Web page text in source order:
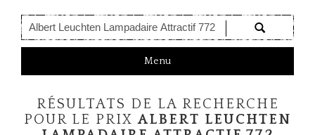
T
o
g
l
e
Menu
RÉSULTATS DE LA RECHERCHE
POUR LE PRIXALBERT LEUCHTEN